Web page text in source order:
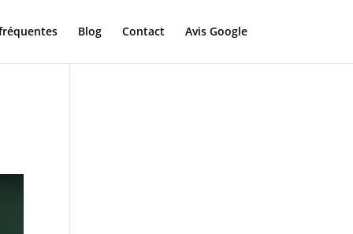
Blog Contact Avis Google